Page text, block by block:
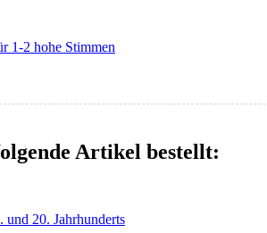
1-2 hohe Stimmen
Artikel bestellt:
20. Jahrhunderts